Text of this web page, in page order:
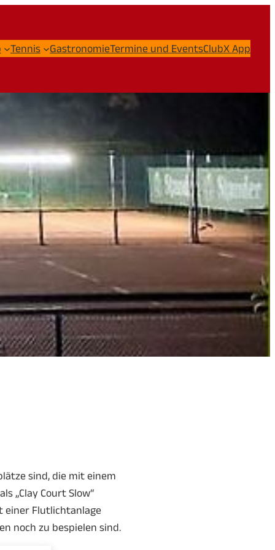
Tennis GastronomieTermine und EventsClubX App
sind, die mit einem
„Clay Court Slow“
einer Flutlichtanlage
noch zu bespielen sind.